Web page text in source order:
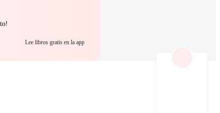
Lee libros gratis en la app